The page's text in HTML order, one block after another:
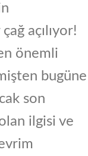
açılıyor!
önemli
bugüne
son
ilgisi ve